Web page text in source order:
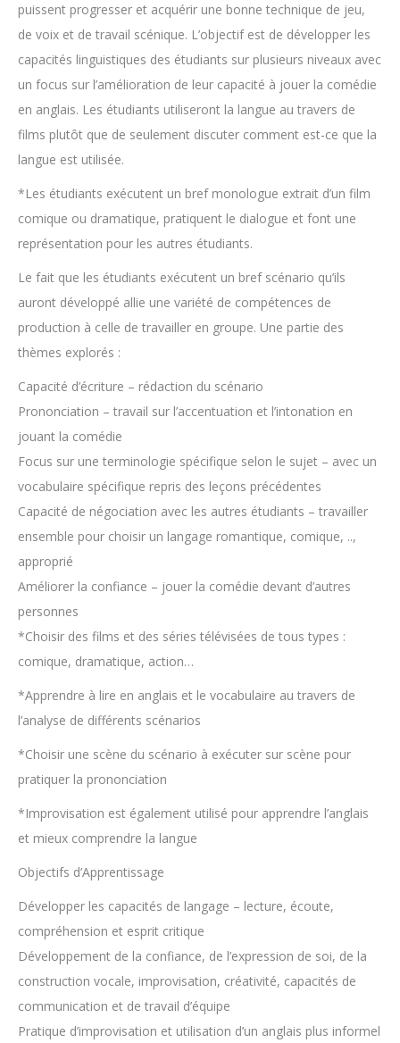
puissent progresser et acquérir une bonne technique de jeu,
de voix et de travail scénique. L’objectif est de développer les
capacités linguistiques des étudiants sur plusieurs niveaux avec
un focus sur l’amélioration de leur capacité à jouer la comédie
en anglais. Les étudiants utiliseront la langue au travers de
films plutôt que de seulement discuter comment est-ce que la
langue est utilisée.
*Les étudiants exécutent un bref monologue extrait d’un film
comique ou dramatique, pratiquent le dialogue et font une
représentation pour les autres étudiants.
Le fait que les étudiants exécutent un bref scénario qu’ils
auront développé allie une variété de compétences de
production à celle de travailler en groupe. Une partie des
thèmes explorés :
Capacité d’écriture – rédaction du scénario
Prononciation – travail sur l’accentuation et l’intonation en
jouant la comédie
Focus sur une terminologie spécifique selon le sujet – avec un
vocabulaire spécifique repris des leçons précédentes
Capacité de négociation avec les autres étudiants – travailler
ensemble pour choisir un langage romantique, comique, ..,
approprié
Améliorer la confiance – jouer la comédie devant d’autres
personnes
*Choisir des films et des séries télévisées de tous types :
comique, dramatique, action…
*Apprendre à lire en anglais et le vocabulaire au travers de
l’analyse de différents scénarios
*Choisir une scène du scénario à exécuter sur scène pour
pratiquer la prononciation
*Improvisation est également utilisé pour apprendre l’anglais
et mieux comprendre la langue
Objectifs d’Apprentissage
Développer les capacités de langage – lecture, écoute,
compréhension et esprit critique
Développement de la confiance, de l’expression de soi, de la
construction vocale, improvisation, créativité, capacités de
communication et de travail d’équipe
Pratique d’improvisation et utilisation d’un anglais plus informel